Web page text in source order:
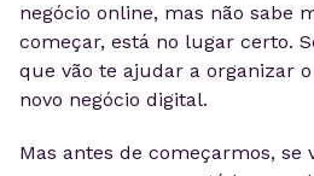
negócio online, mas não sabe
começar, está no lugar certo.
que vão te ajudar a organizar
novo negócio digital.
Mas antes de começarmos, se